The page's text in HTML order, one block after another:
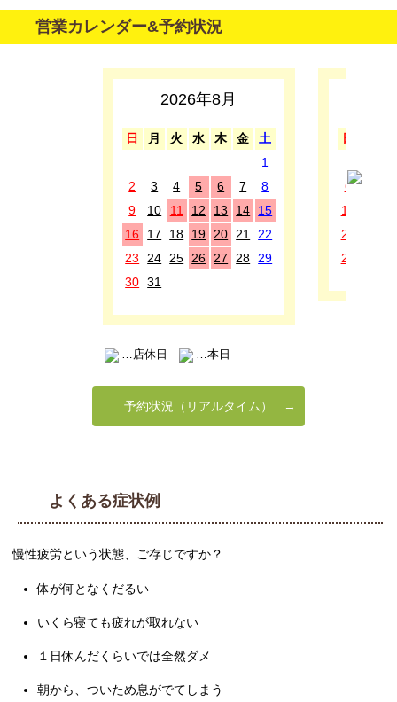
営業カレンダー&予約状況
2026年8月
日 月 火 水 木 金
土
1
2
3 4 5 6 7
8
9
10 11 12 13 14
15
16
17 18 19 20 21
22
23
24 25 26 27 28
29
30 31
日
6
13
20
27
…店休日 …本日
予約状況（リアルタイム）
よくある症状例
慢性疲労という状態、ご存じですか？
体が何となくだるい
いくら寝ても疲れが取れない
１日休んだくらいでは全然ダメ
朝から、ついため息がでてしまう